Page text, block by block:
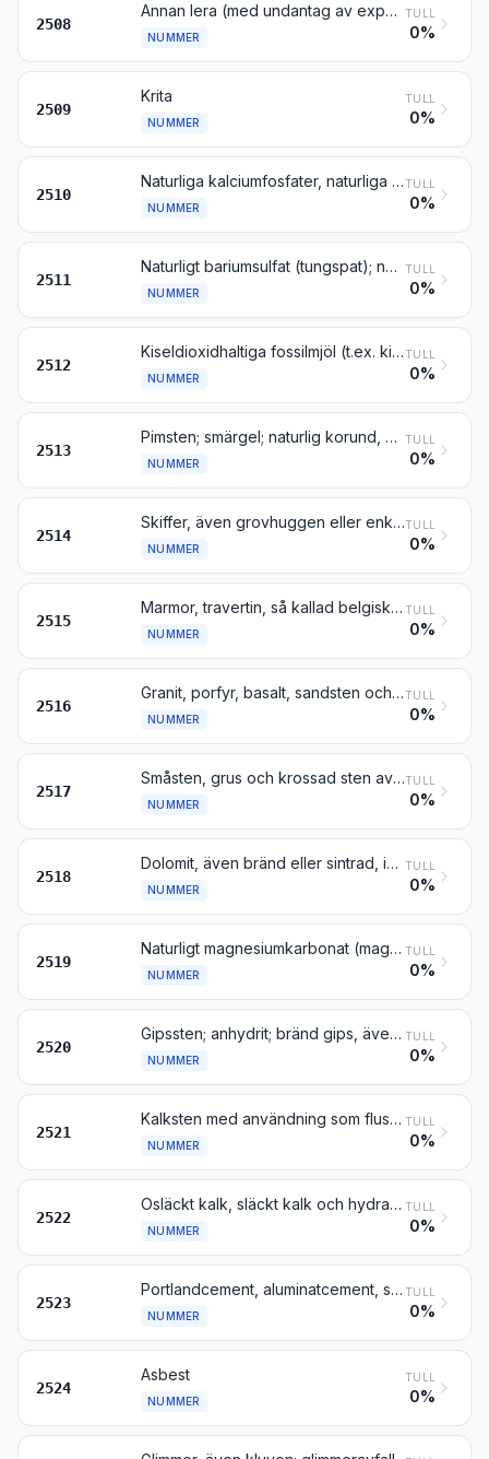
2508
Annan lera (med undantag av expanderade leror enligt nr 6806), andalusit, cyanit och sillimanit, även brända; mullit; chamotte och dinas
NUMMER
TULL
0%
2509
Krita
NUMMER
TULL
0%
2510
Naturliga kalciumfosfater, naturliga aluminiumkalciumfosfater och fosfatkrita
NUMMER
TULL
0%
2511
Naturligt bariumsulfat (tungspat); naturligt bariumkarbonat (witherit), även bränt, dock inte bariumoxid enligt nr 2816
NUMMER
TULL
0%
2512
Kiseldioxidhaltiga fossilmjöl (t.ex. kiselgur, trippel och diatomit) och liknande kiseldioxidhaltiga jordarter, även brända, med en skrymdensitet av högst 1
NUMMER
TULL
0%
2513
Pimsten; smärgel; naturlig korund, naturlig granat och andra naturliga slipmedel, även värmebehandlade
NUMMER
TULL
0%
2514
Skiffer, även grovhuggen eller enkelt sönderdelad, genom sågning eller på annat sätt, till block eller plattor av kvadratisk eller rektangulär form
NUMMER
TULL
0%
2515
Marmor, travertin, så kallad belgisk granit och annan monument- eller byggnadskalksten med en skrymdensitet av minst 2,5 samt alabaster, även grovhuggna eller enkelt sönderdelade, genom sågning eller på annat sätt, till block eller plattor av kvadratisk eller rektangulär form
NUMMER
TULL
0%
2516
Granit, porfyr, basalt, sandsten och annan monument- eller byggnadssten, även grovhuggna eller enkelt sönderdelade, genom sågning eller på annat sätt, till block eller plattor av kvadratisk eller rektangulär form
NUMMER
TULL
0%
2517
Småsten, grus och krossad sten av sådana slag som vanligen används för inblandning i betong eller för vägbyggen, banbyggen e.d., singel och flinta, även värmebehandlade; makadam av slagg eller liknande industriellt avfall, även innehållande sådana material som är nämnda i första delen av detta nummer; tjärmakadam; krosskorn, skärv och pulver av stenarter enligt nr 2515 eller 2516, även värmebehandlade
NUMMER
TULL
0%
2518
Dolomit, även bränd eller sintrad, inbegripet dolomit som är grovhuggen eller enkelt sönderdelad, genom sågning eller på annat sätt, till block eller plattor av kvadratisk eller rektangulär form
NUMMER
TULL
0%
2519
Naturligt magnesiumkarbonat (magnesit); smält magnesia; dödbränd (sintrad) magnesia, även innehållande små mängder av andra oxider, tillsatta före sintringen; annan magnesiumoxid, även ren
NUMMER
TULL
0%
2520
Gipssten; anhydrit; bränd gips, även färgad eller innehållande små mängder acceleratorer eller fördröjningsmedel
NUMMER
TULL
0%
2521
Kalksten med användning som flussmedel; kalksten av sådana slag som vanligen används för framställning av kalk eller cement
NUMMER
TULL
0%
2522
Osläckt kalk, släckt kalk och hydraulisk kalk, dock inte kalciumoxid och kalciumhydroxid enligt nr 2825
NUMMER
TULL
0%
2523
Portlandcement, aluminatcement, slaggcement och liknande hydraulisk cement, även färgade eller i form av klinker
NUMMER
TULL
0%
2524
Asbest
NUMMER
TULL
0%